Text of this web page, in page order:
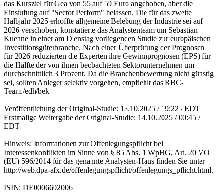
das Kursziel für Gea von 55 auf 59 Euro angehoben, aber die
Einstufung auf "Sector Perform" belassen. Die für das zweite
Halbjahr 2025 erhoffte allgemeine Belebung der Industrie sei auf
2026 verschoben, konstatierte das Analystenteam um Sebastian
Kuenne in einer am Dienstag vorliegenden Studie zur europäischen
Investitionsgüterbranche. Nach einer Überprüfung der Prognosen
für 2026 reduzierten die Experten ihre Gewinnprognosen (EPS) für
die Hälfte der von ihnen beobachteten Sektorunternehmen um
durchschnittlich 3 Prozent. Da die Branchenbewertung nicht günstig
sei, sollten Anleger selektiv vorgehen, empfiehlt das RBC-
Team./edh/bek
Veröffentlichung der Original-Studie: 13.10.2025 / 19:22 / EDT
Erstmalige Weitergabe der Original-Studie: 14.10.2025 / 00:45 /
EDT
Hinweis: Informationen zur Offenlegungspflicht bei
Interessenkonflikten im Sinne von § 85 Abs. 1 WpHG, Art. 20 VO
(EU) 596/2014 für das genannte Analysten-Haus finden Sie unter
http://web.dpa-afx.de/offenlegungspflicht/offenlegungs_pflicht.html.
ISIN: DE0006602006